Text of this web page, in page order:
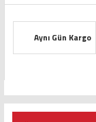
Aynı Gün Kargo